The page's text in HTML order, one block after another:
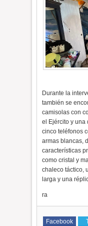
Durante la
también se
camisolas con
el Ejército y una
cinco teléfonos
armas blancas,
características
como cristal y
chaleco táctico,
larga y una
ra
Facebook